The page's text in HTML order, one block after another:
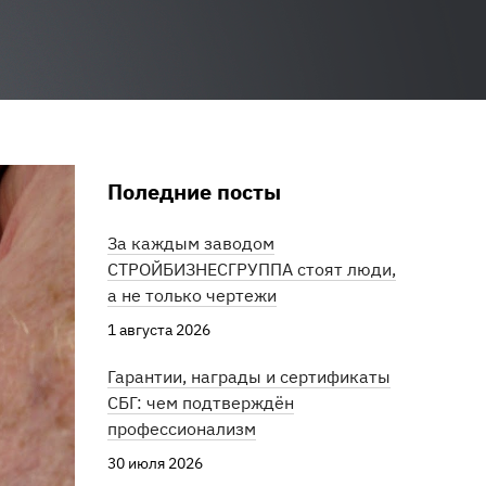
Поледние посты
За каждым заводом
СТРОЙБИЗНЕСГРУППА стоят люди,
а не только чертежи
1 августа 2026
Гарантии, награды и сертификаты
СБГ: чем подтверждён
профессионализм
30 июля 2026